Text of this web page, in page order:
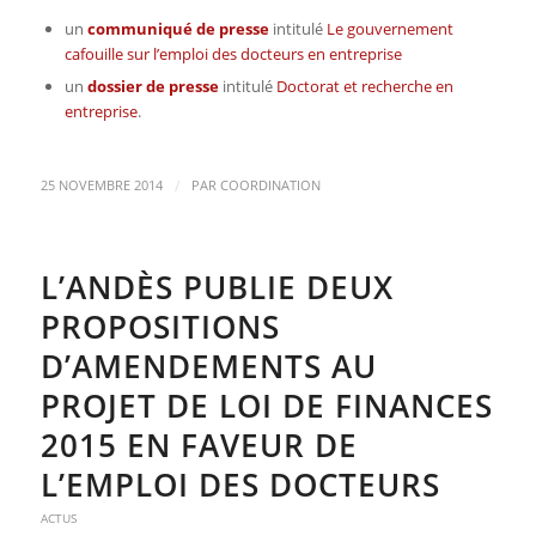
un communiqué de presse intitulé Le gouvernement
cafouille sur l’emploi des docteurs en entreprise
un dossier de presseintitulé Doctorat et recherche en
entreprise.
25 NOVEMBRE 2014 / PAR COORDINATION
L’ANDÈS PUBLIE DEUX
PROPOSITIONS
D’AMENDEMENTS AU
PROJET DE LOI DE FINANCES
2015 EN FAVEUR DE
L’EMPLOI DES DOCTEURS
ACTUS